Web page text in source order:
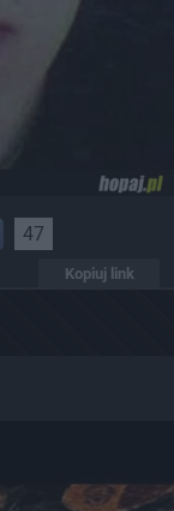
47
Kopiuj link